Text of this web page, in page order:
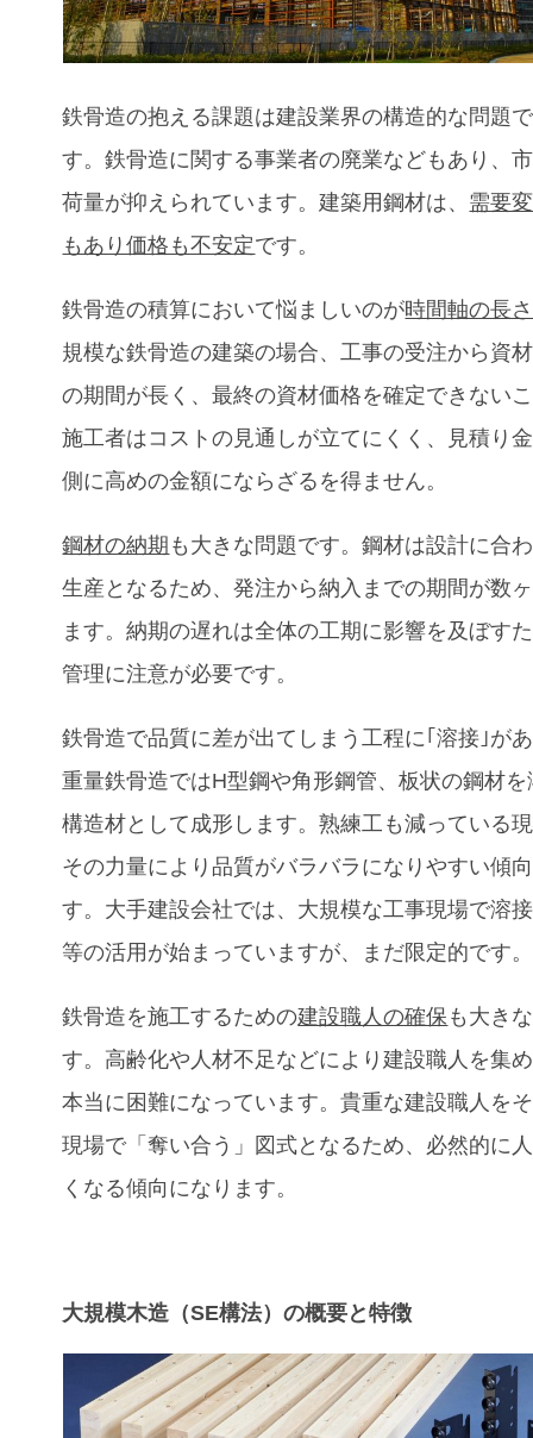
鉄骨造の抱える課題は建設業界の構造的な問題
す。鉄骨造に関する事業者の廃業などもあり、
荷量が抑えられています。建築用鋼材は、 需要
もあり価格も不安定です。
鉄骨造の積算において悩ましいのが時間軸の長さ
規模な鉄骨造の建築の場合、工事の受注から資
の期間が長く、最終の資材価格を確定できない
施工者はコストの見通しが立てにくく、見積り
側に高めの金額にならざるを得ません。
鋼材の納期 も大きな問題です。鋼材は設計に合
生産となるため、発注から納入までの期間が数
ます。納期の遅れは全体の工期に影響を及ぼす
管理に注意が必要です。
鉄骨造で品質に差が出てしまう工程に ｢溶接｣が
重量鉄骨造ではH型鋼や角形鋼管、板状の鋼材
構造材として成形します。熟練工も減っている
その力量により品質がバラバラになりやすい傾
す。大手建設会社では、大規模な工事現場で溶
等の活用が始まっていますが、まだ限定的です。
鉄骨造を施工するための建設職人の確保 も大き
す。高齢化や人材不足などにより建設職人を集
本当に困難になっています。貴重な建設職人を
現場で「奪い合う」図式となるため、必然的に
くなる傾向になります。
大規模木造（SE構法）の概要と特徴